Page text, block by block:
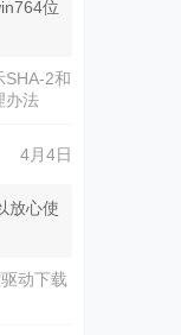
位
SHA-2和
办法
4月4日
放心使
动下载